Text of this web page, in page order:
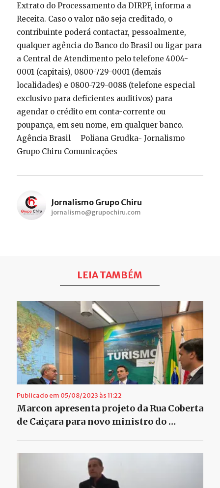
Extrato do Processamento da DIRPF, informa a
Receita. Caso o valor não seja creditado, o
contribuinte poderá contactar, pessoalmente,
qualquer agência do Banco do Brasil ou ligar para
a Central de Atendimento pelo telefone 4004-
0001 (capitais), 0800-729-0001 (demais
localidades) e 0800-729-0088 (telefone especial
exclusivo para deficientes auditivos) para
agendar o crédito em conta-corrente ou
poupança, em seu nome, em qualquer banco.
Agência Brasil Poliana Grudka- Jornalismo
Grupo Chiru Comunicações
Jornalismo Grupo Chiru
jornalismo@grupochiru.com
LEIA TAMBÉM
Publicado em 05/08/2023 às 11:22
Marcon apresenta projeto da Rua Coberta
de Caiçara para novo ministro do …